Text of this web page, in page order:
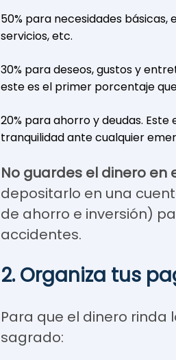
50% para necesidades
servicios, etc.
30% para deseos, gustos y
este es el primer porcentaje
20% para ahorro y deudas.
tranquilidad ante cualquier
No guardes el dinero en
depositarlo en una
de ahorro e inversión)
accidentes.
2. Organiza tus
Para que el dinero rinda
sagrado: